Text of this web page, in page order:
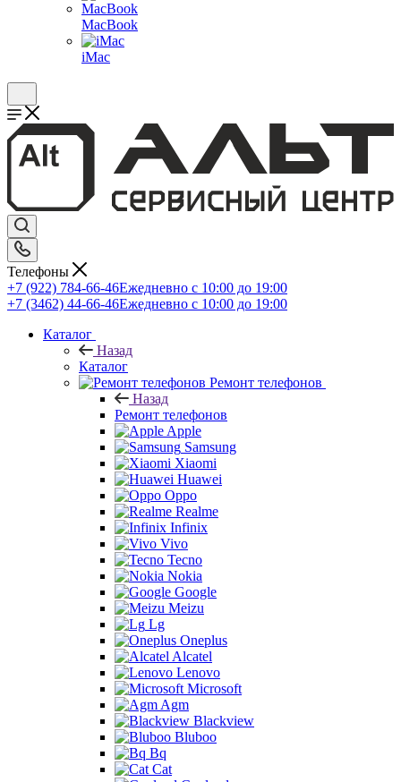
MacBook
iMac
Телефоны
+7 (922) 784-66-46Ежедневно с 10:00 до 19:00
+7 (3462) 44-66-46Ежедневно с 10:00 до 19:00
Каталог
Назад
Каталог
Ремонт телефонов
Назад
Ремонт телефонов
Apple
Samsung
Xiaomi
Huawei
Oppo
Realme
Infinix
Vivo
Tecno
Nokia
Google
Meizu
Lg
Oneplus
Alcatel
Lenovo
Microsoft
Agm
Blackview
Bluboo
Bq
Cat